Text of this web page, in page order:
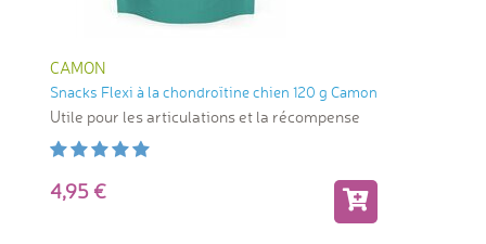
CAMON
Snacks Flexi à la chondroïtine chien 120 g Camon
Utile pour les articulations et la récompense
4,95